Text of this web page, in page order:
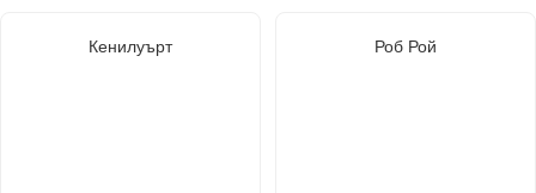
Кенилуърт Роб Рой